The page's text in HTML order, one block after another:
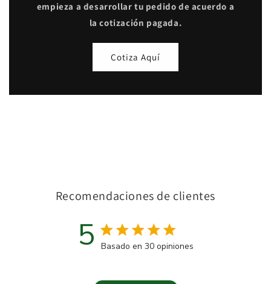
empieza a desarrollar tu pedido de acuerdo a
la cotización pagada.
Cotiza Aquí
Recomendaciones de clientes
5 Calificación de 5 estrellas
Basado en 30 opiniones